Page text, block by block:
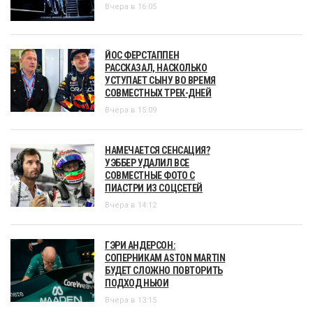
Вчера в 16:05
ЙОС ФЕРСТАППЕН
РАССКАЗАЛ, НАСКОЛЬКО
УСТУПАЕТ СЫНУ ВО ВРЕМЯ
СОВМЕСТНЫХ ТРЕК-ДНЕЙ
Вчера в 15:09
НАМЕЧАЕТСЯ СЕНСАЦИЯ?
УЭББЕР УДАЛИЛ ВСЕ
СОВМЕСТНЫЕ ФОТО С
ПИАСТРИ ИЗ СОЦСЕТЕЙ
Вчера в 14:12
ГЭРИ АНДЕРСОН:
СОПЕРНИКАМ ASTON MARTIN
БУДЕТ СЛОЖНО ПОВТОРИТЬ
ПОДХОД НЬЮИ
Вчера в 13:15